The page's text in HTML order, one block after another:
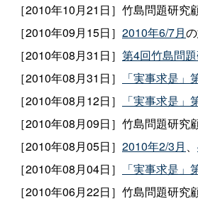
［2010年10月21日］竹島問題研
［2010年09月15日］ 2010年6/7月
［2010年08月31日］ 第4回竹島問
［2010年08月31日］
「実事求是」
［2010年08月12日］
「実事求是」
［2010年08月09日］竹島問題研究
［2010年08月05日］ 2010年2/3月 、
［2010年08月04日］
「実事求是」
［2010年06月22日］竹島問題研究